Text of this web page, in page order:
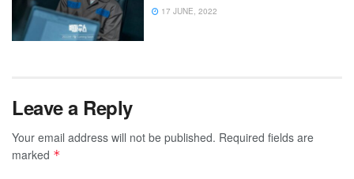
17 JUNE, 2022
Leave a Reply
Your email address will not be published. Required fields are
marked *